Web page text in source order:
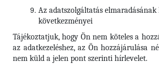
Az adatszolgáltatás elmaradásának
következményei
Tájékoztatjuk, hogy Ön nem köteles a
az adatkezeléshez, az Ön hozzájárulása
nem küld a jelen pont szerinti hírlevelet.